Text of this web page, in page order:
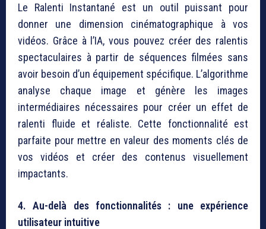
Le Ralenti Instantané est un outil puissant pour
donner une dimension cinématographique à vos
vidéos. Grâce à l’IA, vous pouvez créer des ralentis
spectaculaires à partir de séquences filmées sans
avoir besoin d’un équipement spécifique. L’algorithme
analyse chaque image et génère les images
intermédiaires nécessaires pour créer un effet de
ralenti fluide et réaliste. Cette fonctionnalité est
parfaite pour mettre en valeur des moments clés de
vos vidéos et créer des contenus visuellement
impactants.
4. Au-delà des fonctionnalités : une expérience
utilisateur intuitive